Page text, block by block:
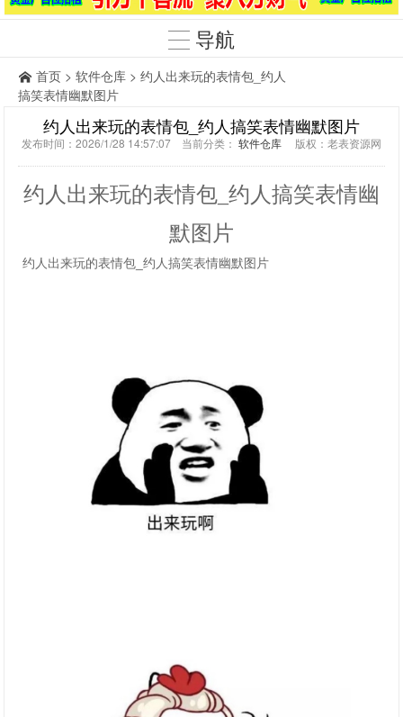
导航
首页 > 软件仓库 > 约人出来玩的表情包_约人
搞笑表情幽默图片
约人出来玩的表情包_约人搞笑表情幽默图片
发布时间：2026/1/28 14:57:07 当前分类： 软件仓库 版权：老表资源网
约人出来玩的表情包_约人搞笑表情幽
默图片
约人出来玩的表情包_约人搞笑表情幽默图片